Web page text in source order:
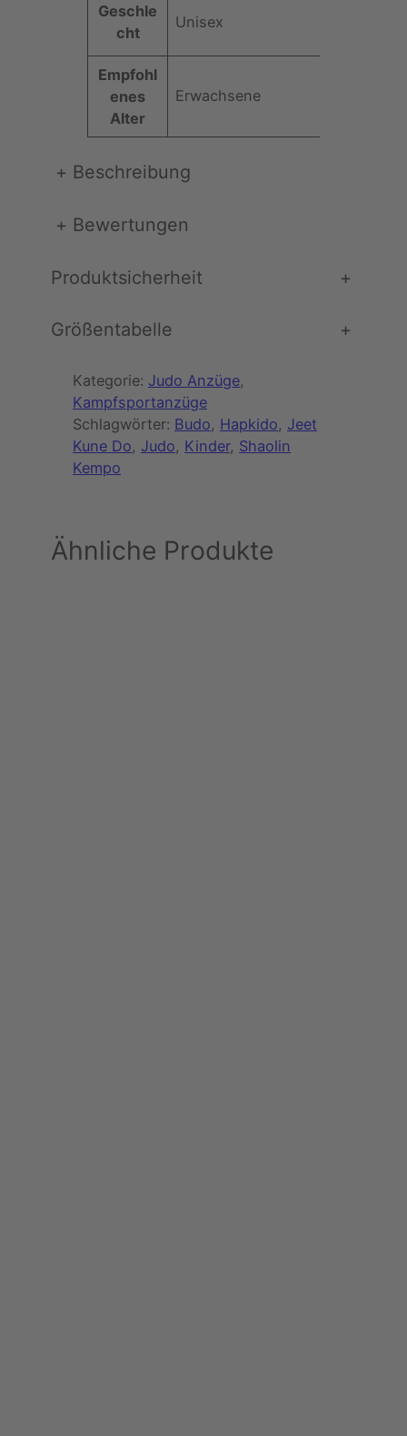
Geschle
cht
Unisex
Empfohl
enes
Alter
Erwachsene
+ Beschreibung
+ Bewertungen
Produktsicherheit +
Größentabelle +
Kategorie: Judo Anzüge
Kampfsportanzüge
Schlagwörter: Budo, Hapkido, Jeet
Kune Do, Judo, Kinder, Shaolin
Kempo
Ähnliche Produkte